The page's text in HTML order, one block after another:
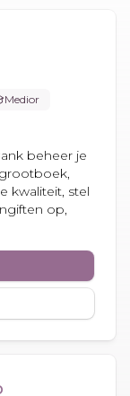
Medior
beheer je
kwaliteit, stel
op,